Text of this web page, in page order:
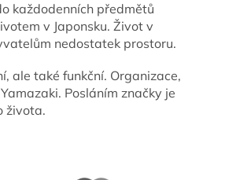
každodenních předmětů
v Japonsku. Život v
nedostatek prostoru.
ale také funkční. Organizace,
Posláním značky je
života.